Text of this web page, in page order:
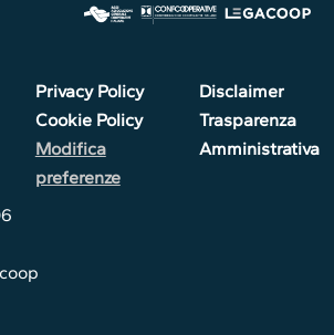
Privacy Policy
Cookie Policy
Modifica
preferenze
Disclaimer
Trasparenza
Amministrativa